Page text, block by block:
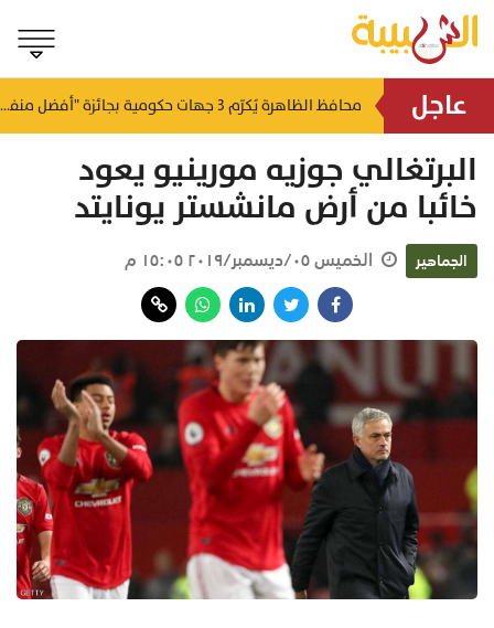
عاجل
منذ ٨ ساعات منذ ٩ ساعات محافظ الظاهرة يُكرّم 3 جهات حكومية بجائزة "أفضل منفذ تقديم خدمة" لعام 2025
البرتغالي جوزيه مورينيو يعود
خائبا من أرض مانشستر يونايتد
الجماهير الخميس ٠٥/ديسمبر/٢٠١٩ ١٥:٠٥ م